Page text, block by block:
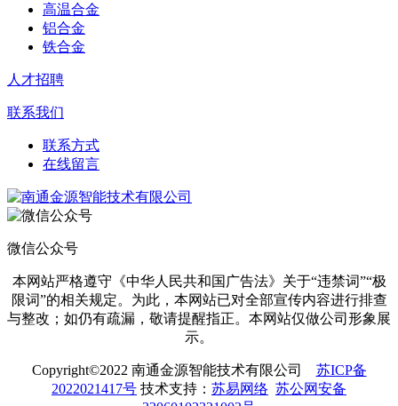
高温合金
铝合金
铁合金
人才招聘
联系我们
联系方式
在线留言
微信公众号
本网站严格遵守《中华人民共和国广告法》关于“违禁词”“极
限词”的相关规定。为此，本网站已对全部宣传内容进行排查
与整改；如仍有疏漏，敬请提醒指正。本网站仅做公司形象展
示。
Copyright©2022 南通金源智能技术有限公司 苏ICP备
2022021417号 技术支持： 苏易网络 苏公网安备